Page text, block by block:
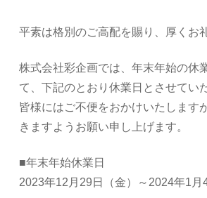
平素は格別のご高配を賜り、厚くお
株式会社彩企画では、年末年始の休
て、下記のとおり休業日とさせてい
皆様にはご不便をおかけいたします
きますようお願い申し上げます。
■年末年始休業日
2023年12月29日（金）～2024年1月